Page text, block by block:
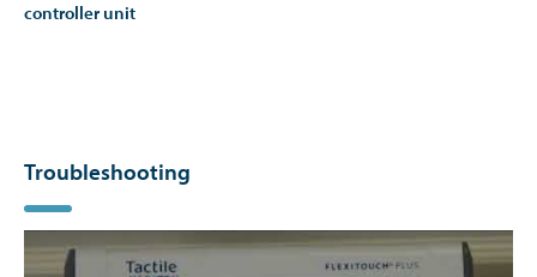
controller unit
Troubleshooting